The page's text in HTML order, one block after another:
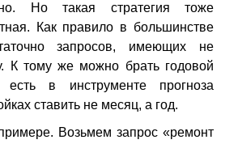
Но такая стратегия тоже
Как правило в большинстве
запросов, имеющих не
К тому же можно брать годовой
есть в инструменте прогноза
ставить не месяц, а год.
Возьмем запрос «ремонт